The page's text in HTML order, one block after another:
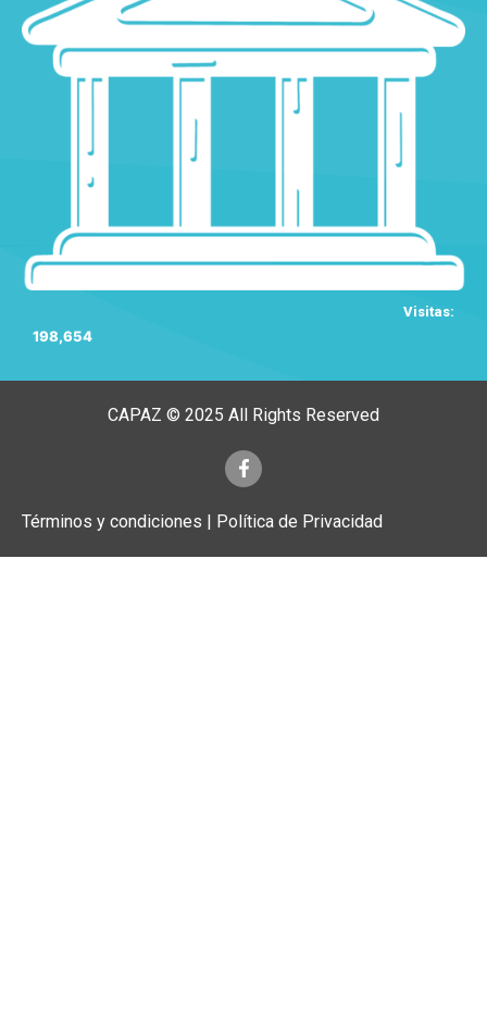
Visitas:
198,654
CAPAZ © 2025 All Rights Reserved
Términos y condiciones | Política de Privacidad